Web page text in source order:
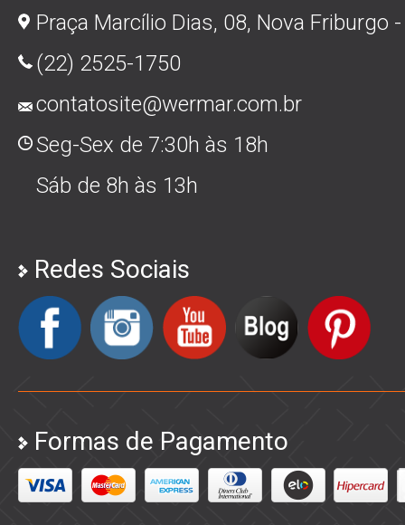
Praça Marcílio Dias, 08, Nova Friburgo
(22) 2525-1750
contatosite@wermar.com.br
Seg-Sex de 7:30h às 18h
Sáb de 8h às 13h
Redes Sociais
Formas de Pagamento